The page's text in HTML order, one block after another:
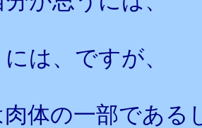
は、ですが、
体の一部である